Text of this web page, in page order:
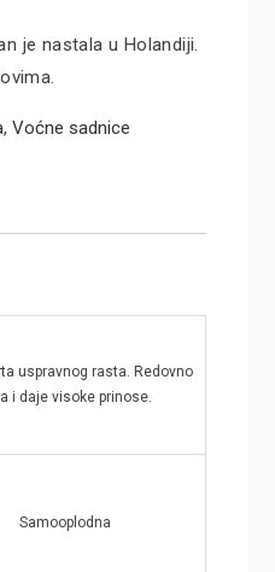
je nastala u Holandiji.
, Voćne sadnice
uspravnog rasta. Redovno
i daje visoke prinose.
Samooplodna